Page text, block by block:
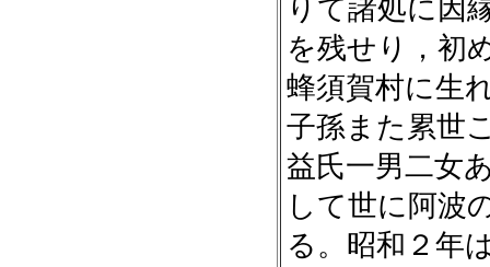
りて諸処に因
を残せり，初
蜂須賀村に生
子孫また累世
益氏一男二女
して世に阿波
る。昭和２年